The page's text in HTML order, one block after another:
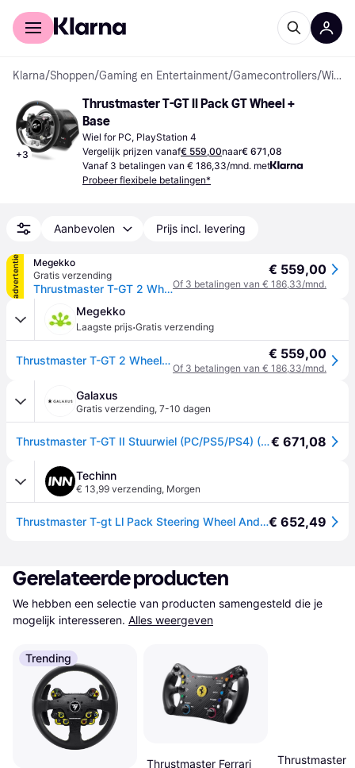
Voor shoppers
Klarna/Shoppen/Gaming en Entertainment/Gamecontrollers/ Wielen
+3
Thrustmaster T-GT II Pack GT Wheel +
Base
Wiel for PC, PlayStation 4
Vergelijk prijzen vanaf€ 559,00naar€ 671,08
Vanaf 3 betalingen van € 186,33/mnd. met
Probeer flexibele betalingen*
Aanbevolen Prijs incl. levering
advertentie
Megekko
Gratis verzending
Thrustmaster T-GT 2 Wheelbase + Steering Wheel
€ 559,00
Of 3 betalingen van € 186,33/mnd.
Megekko
Laagste prijs·Gratis verzending
Thrustmaster T-GT 2 Wheelbase + Steering Wheel € 559,00
Of 3 betalingen van € 186,33/mnd.
Galaxus
Gratis verzending, 7-10 dagen
Thrustmaster T-GT II Stuurwiel (PC/PS5/PS4) (PC, PS5), Controller, Zwart€ 671,08
Techinn
€ 13,99 verzending, Morgen
Thrustmaster T-gt Ll Pack Steering Wheel And Servo Zwart€ 652,49
Gerelateerde producten
We hebben een selectie van producten samengesteld die je
mogelijk interesseren. Alles weergeven
Trending
Thrustmaster Ferrari
Thrustmaster